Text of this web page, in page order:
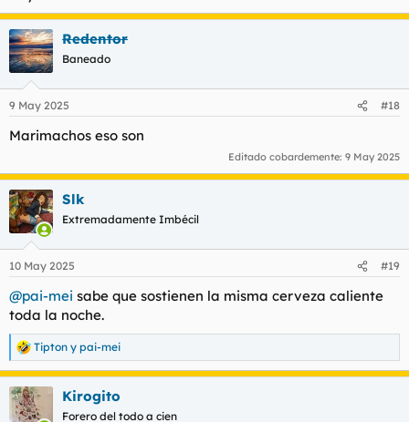
Redentor
Baneado
9 May 2025 #18
Marimachos eso son
Editado cobardemente: 9 May 2025
Slk
Extremadamente Imbécil
10 May 2025 #19
@pai-mei sabe que sostienen la misma cerveza caliente
toda la noche.
R
e
a
c
c
Tipton y pai-mei
Kirogito
Forero del todo a cien